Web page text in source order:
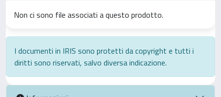
Non ci sono file associati a questo prodotto.
I documenti in IRIS sono protetti da copyright e tutti i
diritti sono riservati, salvo diversa indicazione.